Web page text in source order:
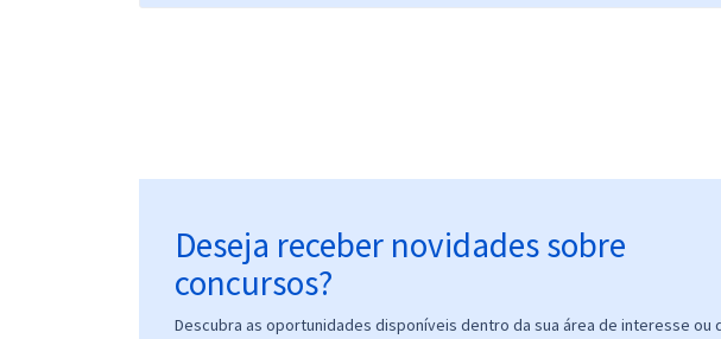
Deseja receber novidades sobre
concursos?
Descubra as oportunidades disponíveis dentro da sua área de interesse ou